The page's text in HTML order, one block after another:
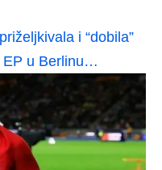
i “dobila”
EP u Berlinu…